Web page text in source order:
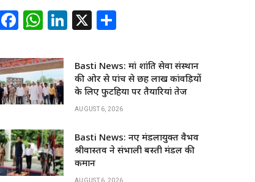
F
c
e
b
o
k
W
at
s
A
p
Li
k
e
dI
n
X
ar
e
Basti News: मां शांति सेवा संस्थान
की ओर से पांच से छह लाख कांवड़ियों
के लिए फुटहिया पर तैयारियां तेज
AUGUST 6, 2026
Basti News: नए मंडलायुक्त वैभव
श्रीवास्तव ने संभाली बस्ती मंडल की
कमान
AUGUST 6, 2026